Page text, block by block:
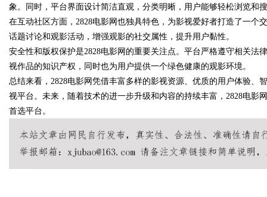
!
象。同时，平台界面设计简洁直观，分类明晰，用户能够轻松浏览和
在互动社区方面，2828电影网也独具特色，为影视爱好者打造了一
话题讨论和观影活动，增强观影的社交属性，提升用户黏性。
安全性和版权保护是2828电影网的重要关注点。平台严格遵守相关
视作品的知识产权，同时也为用户提供一个绿色健康的观影环境。
总结来看，2828电影网凭借丰富多样的影视资源、优质的用户体验
视平台。未来，随着技术的进一步升级和内容的持续丰富，2828电
首选平台。